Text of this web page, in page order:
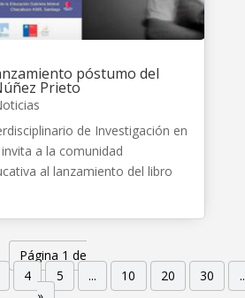
póstumo del
Prieto
de Investigación en
a la comunidad
al lanzamiento del libro
Página 1 de
4 5 ... 10 20 30